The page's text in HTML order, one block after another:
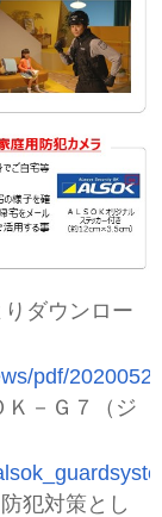
ダウンロー
pdf/
Ｋ－Ｇ７（ジ
犯対策とし